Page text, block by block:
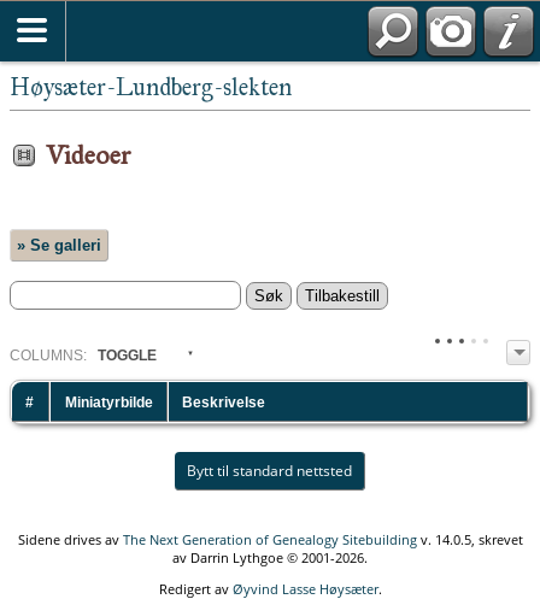
Høysæter-Lundberg-slekten
Videoer
» Se galleri
COLUMN S: TOGGLE
# Miniatyrbilde Beskrivelse
Bytt til standard nettsted
Sidene drives av The Next Generation of Genealogy Sitebuildingv. 14.0.5, skrevet
av Darrin Lythgoe © 2001-2026.
Redigert av Øyvind Lasse Høysæter.